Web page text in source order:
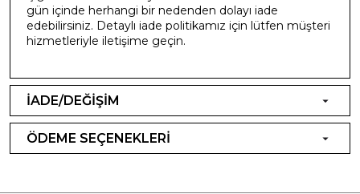
gün içinde herhangi bir nedenden dolayı iade
edebilirsiniz. Detaylı iade politikamız için lütfen müşteri
hizmetleriyle iletişime geçin.
İADE/DEĞİŞİM
ÖDEME SEÇENEKLERİ